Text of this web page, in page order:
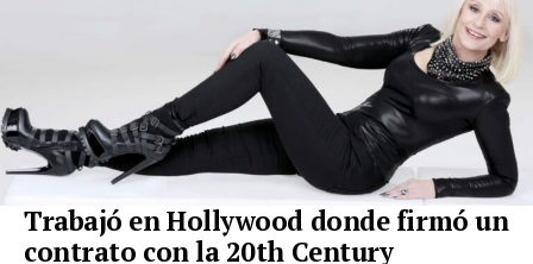
Trabajó en Hollywood donde firmó un
contrato con la 20th Century